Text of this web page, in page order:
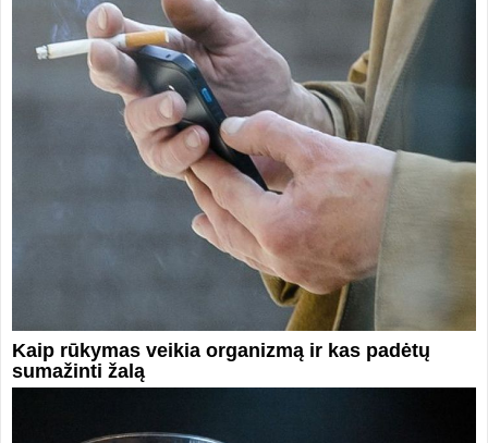
Kaip rūkymas veikia organizmą ir kas padėtų
sumažinti žalą